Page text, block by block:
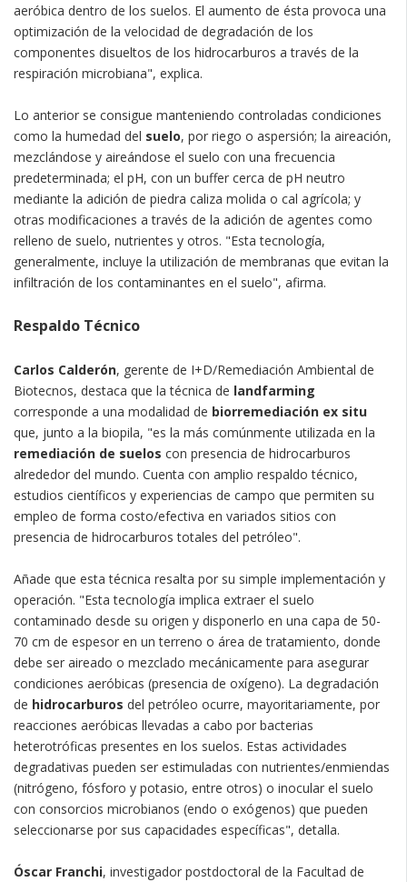
aeróbica dentro de los suelos. El aumento de ésta provoca una
optimización de la velocidad de degradación de los
componentes disueltos de los hidrocarburos a través de la
respiración microbiana", explica.
Lo anterior se consigue manteniendo controladas condiciones
como la humedad del suelo, por riego o aspersión; la aireación,
mezclándose y aireándose el suelo con una frecuencia
predeterminada; el pH, con un buffer cerca de pH neutro
mediante la adición de piedra caliza molida o cal agrícola; y
otras modificaciones a través de la adición de agentes como
relleno de suelo, nutrientes y otros. "Esta tecnología,
generalmente, incluye la utilización de membranas que evitan la
infiltración de los contaminantes en el suelo", afirma.
Respaldo Técnico
Carlos Calderón, gerente de I+D/Remediación Ambiental de
Biotecnos, destaca que la técnica de landfarming
corresponde a una modalidad de biorremediación ex situ
que, junto a la biopila, "es la más comúnmente utilizada en la
remediación de suelos con presencia de hidrocarburos
alrededor del mundo. Cuenta con amplio respaldo técnico,
estudios científicos y experiencias de campo que permiten su
empleo de forma costo/efectiva en variados sitios con
presencia de hidrocarburos totales del petróleo".
Añade que esta técnica resalta por su simple implementación y
operación. "Esta tecnología implica extraer el suelo
contaminado desde su origen y disponerlo en una capa de 50-
70 cm de espesor en un terreno o área de tratamiento, donde
debe ser aireado o mezclado mecánicamente para asegurar
condiciones aeróbicas (presencia de oxígeno). La degradación
de hidrocarburos del petróleo ocurre, mayoritariamente, por
reacciones aeróbicas llevadas a cabo por bacterias
heterotróficas presentes en los suelos. Estas actividades
degradativas pueden ser estimuladas con nutrientes/enmiendas
(nitrógeno, fósforo y potasio, entre otros) o inocular el suelo
con consorcios microbianos (endo o exógenos) que pueden
seleccionarse por sus capacidades específicas", detalla.
Óscar Franchi, investigador postdoctoral de la Facultad de